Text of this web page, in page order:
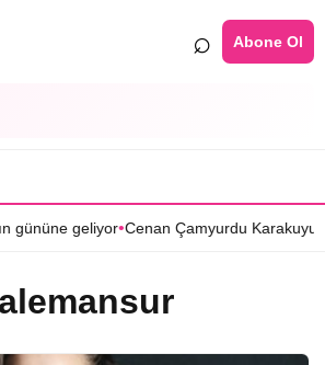
⌕ Abone Ol
geliyor•Cenan Çamyurdu Karakuyu